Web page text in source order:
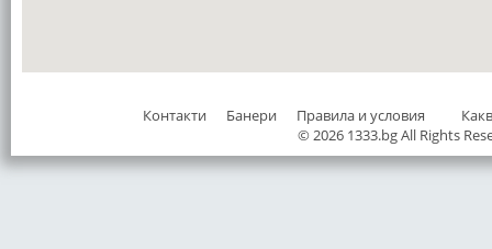
Контакти Банери Правила и условия
© 2026 1333.bg All Rights